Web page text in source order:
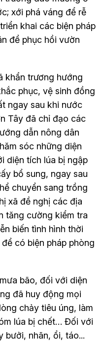
xới phá váng để rễ
khai các biện pháp
để phục hồi vườn
khẩn trương hướng
phục, vệ sinh đồng
ngay sau khi nước
Tây đã chỉ đạo các
dẫn nông dân
sóc những diện
diện tích lúa bị ngập
bổ sung, ngay sau
chuyển sang trồng
xã đề nghị các địa
tăng cường kiểm tra
biến tình hình thời
có biện pháp phòng
bão, đối với diện
đã huy động mọi
chảy tiêu úng, làm
lúa bị chết… Đối với
bưởi, nhãn, ổi, táo...